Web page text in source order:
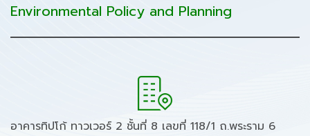
Environmental Policy and Planning
อาคารทิปโก้ ทาวเวอร์ 2 ชั้นที่ 8 เลขที่ 118/1 ถ.พระราม 6